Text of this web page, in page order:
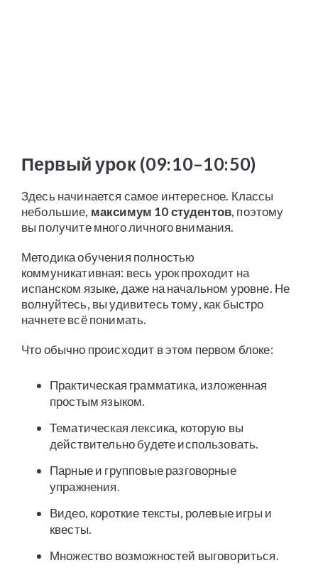
Первый урок (09:10–10:50)
Здесь начинается самое интересное. Классы
небольшие, максимум 10 студентов, поэтому
вы получите много личного внимания.
Методика обучения полностью
коммуникативная: весь урок проходит на
испанском языке, даже на начальном уровне. Не
волнуйтесь, вы удивитесь тому, как быстро
начнете всё понимать.
Что обычно происходит в этом первом блоке:
Практическая грамматика, изложенная
простым языком.
Тематическая лексика, которую вы
действительно будете использовать.
Парные и групповые разговорные
упражнения.
Видео, короткие тексты, ролевые игры и
квесты.
Множество возможностей выговориться.